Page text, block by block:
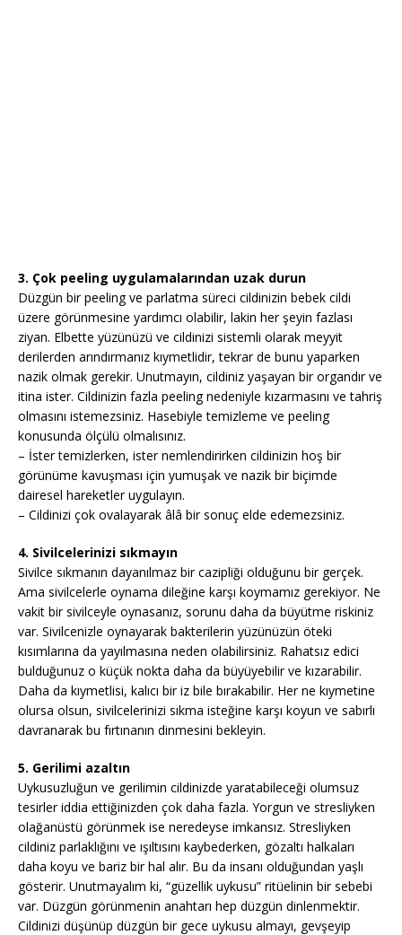
3. Çok peeling uygulamalarından uzak durun
Düzgün bir peeling ve parlatma süreci cildinizin bebek cildi
üzere görünmesine yardımcı olabilir, lakin her şeyin fazlası
ziyan. Elbette yüzünüzü ve cildinizi sistemli olarak meyyit
derilerden arındırmanız kıymetlidir, tekrar de bunu yaparken
nazik olmak gerekir. Unutmayın, cildiniz yaşayan bir organdır ve
itina ister. Cildinizin fazla peeling nedeniyle kızarmasını ve tahriş
olmasını istemezsiniz. Hasebiyle temizleme ve peeling
konusunda ölçülü olmalısınız.
– İster temizlerken, ister nemlendirirken cildinizin hoş bir
görünüme kavuşması için yumuşak ve nazik bir biçimde
dairesel hareketler uygulayın.
– Cildinizi çok ovalayarak âlâ bir sonuç elde edemezsiniz.
4. Sivilcelerinizi sıkmayın
Sivilce sıkmanın dayanılmaz bir cazipliği olduğunu bir gerçek.
Ama sivilcelerle oynama dileğine karşı koymamız gerekiyor. Ne
vakit bir sivilceyle oynasanız, sorunu daha da büyütme riskiniz
var. Sivilcenizle oynayarak bakterilerin yüzünüzün öteki
kısımlarına da yayılmasına neden olabilirsiniz. Rahatsız edici
bulduğunuz o küçük nokta daha da büyüyebilir ve kızarabilir.
Daha da kıymetlisi, kalıcı bir iz bile bırakabilir. Her ne kıymetine
olursa olsun, sivilcelerinizi sıkma isteğine karşı koyun ve sabırlı
davranarak bu fırtınanın dinmesini bekleyin.
5. Gerilimi azaltın
Uykusuzluğun ve gerilimin cildinizde yaratabileceği olumsuz
tesirler iddia ettiğinizden çok daha fazla. Yorgun ve stresliyken
olağanüstü görünmek ise neredeyse imkansız. Stresliyken
cildiniz parlaklığını ve ışıltısını kaybederken, gözaltı halkaları
daha koyu ve bariz bir hal alır. Bu da insanı olduğundan yaşlı
gösterir. Unutmayalım ki, “güzellik uykusu” ritüelinin bir sebebi
var. Düzgün görünmenin anahtarı hep düzgün dinlenmektir.
Cildinizi düşünüp düzgün bir gece uykusu almayı, gevşeyip